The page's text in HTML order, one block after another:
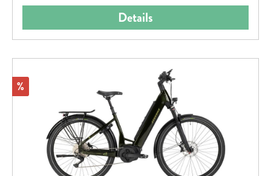
Auf das Bike, fertig, los!
Details
Rabatt
%